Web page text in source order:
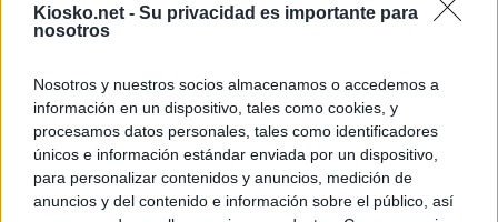
Kiosko.net - Su privacidad es importante para
nosotros
Nosotros y nuestros socios almacenamos o accedemos a
información en un dispositivo, tales como cookies, y
procesamos datos personales, tales como identificadores
únicos e información estándar enviada por un dispositivo,
para personalizar contenidos y anuncios, medición de
anuncios y del contenido e información sobre el público, así